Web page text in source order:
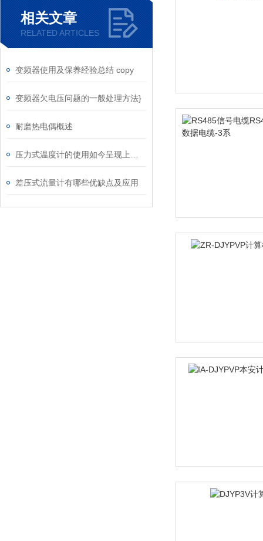
相关文章
RELATED ARTICLES
变频器使用及保养经验总结 copy
变频器欠电压问题的一般处理方法}
耐磨热电偶概述
差压式流量计有哪些优缺点及应用